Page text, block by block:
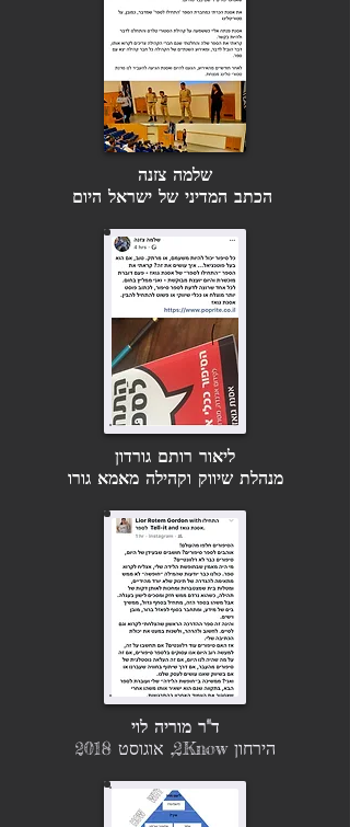
שלמה צזנה
הכתב המדיני של ישראל היום
ליאור רותם גורדון
מנהלת שיווק וקהילה מאמא גורו
ד"ר מוריה לוי
הירחון 2Know, אוגוסט 2018